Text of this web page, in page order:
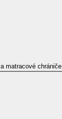
a matracové chrániče